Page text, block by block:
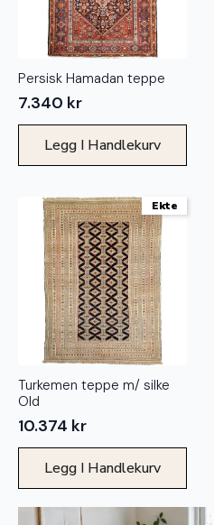
Persisk Hamadan teppe
7.340 kr
Legg I Handlekurv
Ekte
Turkemen teppe m/ silke
Old
10.374 kr
Legg I Handlekurv